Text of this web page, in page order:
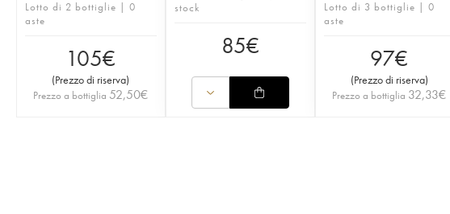
Lotto di 2 bottiglie | 0
aste
105€
(Prezzo di riserva)
Prezzo a bottiglia 52,50€
stock
85€
Lotto di 3 bottiglie | 0
aste
97€
(Prezzo di riserva)
Prezzo a bottiglia 32,33€